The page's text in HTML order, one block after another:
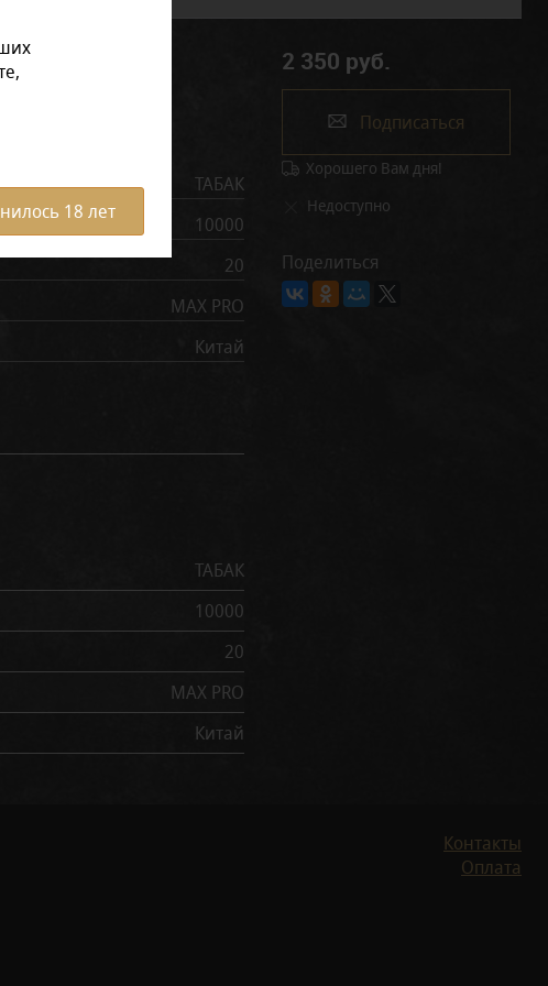
18 лет
ТАБАК
10000
20
MAX PRO
Китай
ТАБАК
10000
20
MAX PRO
Китай
2 350 руб.
Подписаться
Хорошего Вам дня!
Недоступно
Поделиться
Контакты
Оплата